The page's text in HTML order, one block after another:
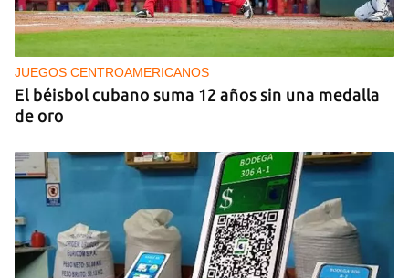
PODCAST
Cafecito informativo del viernes 7 de agosto de
2026
JUEGOS CENTROAMERICANOS
El béisbol cubano suma 12 años sin una medalla
de oro